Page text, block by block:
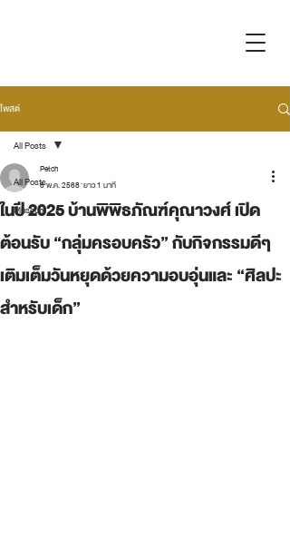
โพสต์
All Posts
Museum
All Posts
ในปี 2025 บ้านพิพิธภัณฑ์คุณาวงศ์ เปิด
ต้อนรับ “กลุ่มครอบครัว” กับกิจกรรมดีๆ
เติมเต็มวันหยุดด้วยความอบอุ่นและ “ศิลปะ
สำหรับเด็ก”
Petch
8 พ.ค. 2568 ยาว 1 นาที